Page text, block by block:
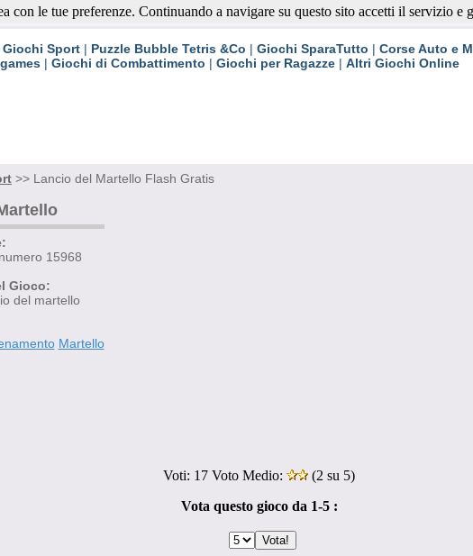
Giochi Sport| Puzzle Bubble Tetris &Co | Giochi SparaTutto | Corse Auto e
| Giochi di Combattimento | Giochi per Ragazze| Altri Giochi Online
>> Lancio del Martello Flash Gratis
15968
Gioco:
del martello
Martello
Voti: 17 Voto Medio: (2 su 5)
Vota questo gioco da 1-5 :
le tue preferenze. Continuando a navigare su questo sito accetti il servizio e